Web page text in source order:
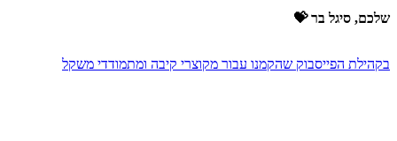
שלכם, סיגל בר 💝
בקהילת הפייסבוק שהקמנו עבור מקוצרי קיבה ומתמודדי משקל